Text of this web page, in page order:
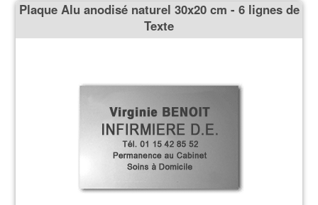
Plaque Alu anodisé naturel 30x20 cm - 6 lignes de
Texte